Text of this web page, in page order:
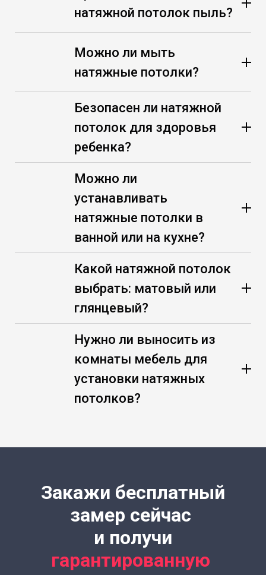
натяжной потолок пыль?
Можно ли мыть
натяжные потолки?
Безопасен ли натяжной
потолок для здоровья
ребенка?
Можно ли
устанавливать
натяжные потолки в
ванной или на кухне?
Какой натяжной потолок
выбрать: матовый или
глянцевый?
Нужно ли выносить из
комнаты мебель для
установки натяжных
потолков?
Закажи бесплатный
замер сейчас
и получи
гарантированную